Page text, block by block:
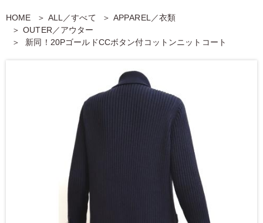
HOME ALL／すべて
APPAREL／衣類
OUTER／アウター
新同！20PゴールドCCボタン付コットンニットコート